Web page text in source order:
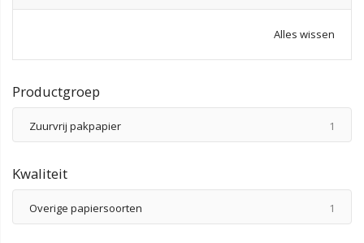
Alles wissen
Productgroep
Zuurvrij pakpapier 1
Kwaliteit
Overige papiersoorten 1